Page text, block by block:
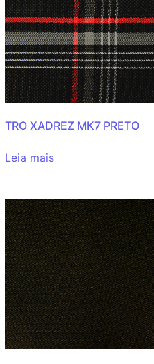
TRO XADREZ MK7 PRETO
Leia mais